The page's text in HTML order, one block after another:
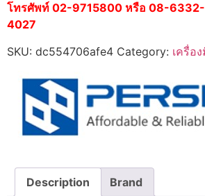
โทรศัพท์ 02-9715800 หรือ 08-
4027
SKU: dc554706afe4 Category: เครื่อ
Description Brand